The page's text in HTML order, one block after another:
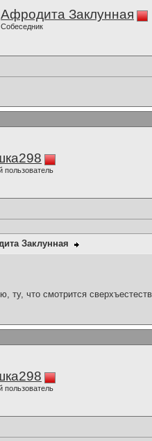
Афродита Заклунная
Собеседник
пользователь
Заклунная
ту, что смотрится
пользователь